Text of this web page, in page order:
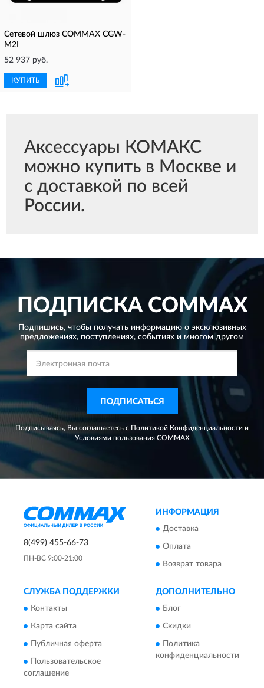
Сетевой шлюз COMMAX CGW-
M2I
52 937 руб.
КУПИТЬ
Аксессуары КОМАКС
можно купить в Москве и
с доставкой по всей
России.
ПОДПИСКАCOMMAX
Подпишись, чтобы получать информацию о эксклюзивных
предложениях, поступлениях, событиях и многом другом
ПОДПИСАТЬСЯ
Подписываясь, Вы соглашаетесь с Политикой Конфиденциальности и
Условиями пользованияCOMMAX
8(499) 455-66-73
ПН-ВС 9:00-21:00
ИНФОРМАЦИЯ
Доставка
Оплата
Возврат товара
СЛУЖБА ПОДДЕРЖКИ
Контакты
Карта сайта
Публичная оферта
Пользовательское
соглашение
ДОПОЛНИТЕЛЬНО
Блог
Скидки
Политика
конфиденциальности